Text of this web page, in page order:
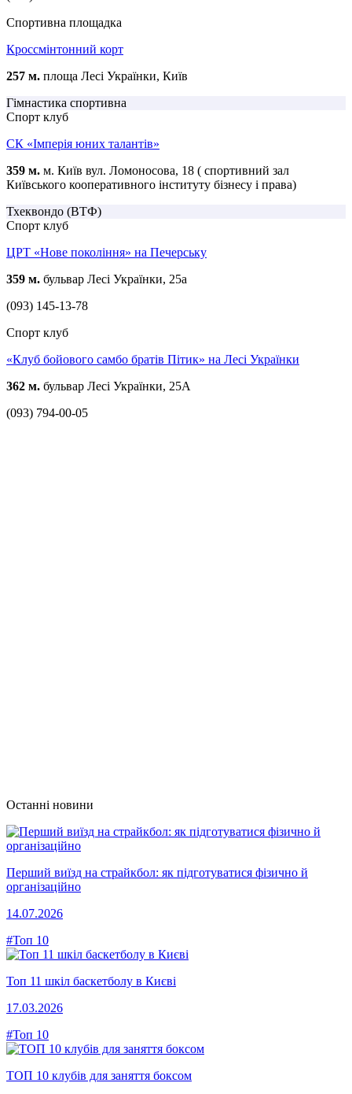
Спортивна площадка
Кроссмінтонний корт
257 м. площа Лесі Українки, Київ
Гімнастика спортивна
Спорт клуб
СК «Імперія юних талантів»
359 м. м. Київ вул. Ломоносова, 18 ( спортивний зал
Київського кооперативного інституту бізнесу і права)
Тхеквондо (ВТФ)
Спорт клуб
ЦРТ «Нове покоління» на Печерську
359 м. бульвар Лесі Українки, 25а
(093) 145-13-78
Спорт клуб
«Клуб бойового самбо братів Пітик» на Лесі Українки
362 м. бульвар Лесі Українки, 25А
(093) 794-00-05
Останні новини
Перший виїзд на страйкбол: як підготуватися фізично й
організаційно
14.07.2026
#Топ 10
Топ 11 шкіл баскетболу в Києві
17.03.2026
#Топ 10
ТОП 10 клубів для заняття боксом